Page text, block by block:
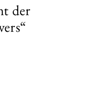
der